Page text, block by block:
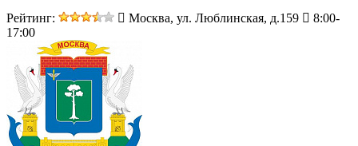
Рейтинг: Москва, ул. Люблинская, д.159
8:00-
17:00